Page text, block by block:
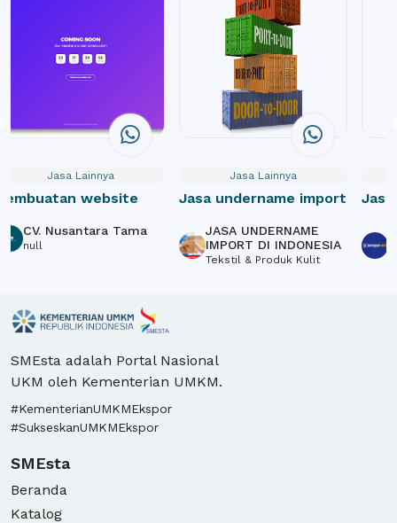
Jasa Lainnya
website
CV. Nusantara Tama
null
Jasa Lainnya
Jasa undername import
JASA UNDERNAME
IMPORT DI INDONESIA
Tekstil & Produk Kulit
SMEsta adalah Portal Nasional
UKM oleh Kementerian UMKM.
#KementerianUMKMEkspor
#SukseskanUMKMEkspor
SMEsta
Beranda
Katalog